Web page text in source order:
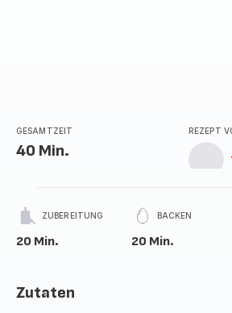
GESAMTZEIT
40 Min.
REZEPT
ZUBEREITUNG
20 Min.
BACKEN
20 Min.
Zutaten